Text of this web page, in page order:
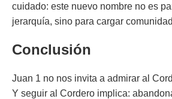
cuidado: este nuevo nombre no es
jerarquía, sino para cargar
Conclusión
Juan 1 no nos invita a admirar al
Y seguir al Cordero implica: